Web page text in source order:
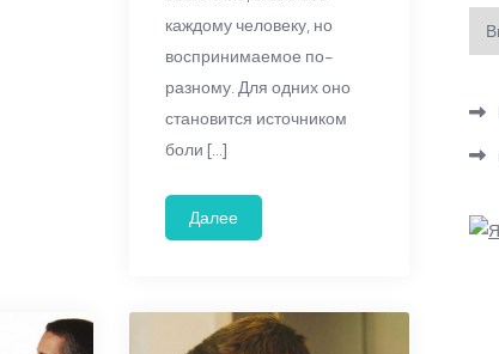
каждому человеку, но
воспринимаемое по-
разному. Для одних оно
становится источником
боли […]
Далее